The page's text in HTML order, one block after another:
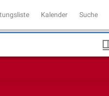
Kalender Suche